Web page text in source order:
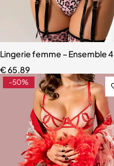
Lingerie femme – Ensemble
€65,89
-50%